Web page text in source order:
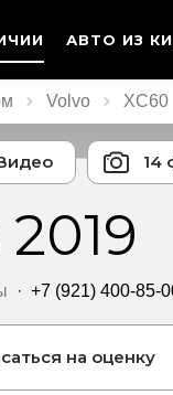
АВТО ИЗ
Volvo XC60
14
· +7 (921) 400-85-
на оценку